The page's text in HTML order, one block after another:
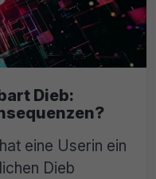
Dieb:
eine Userin ein
Dieb